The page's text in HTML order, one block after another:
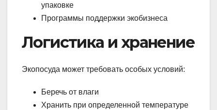
упаковке
Программы поддержки экобизнеса
Логистика и хранение
Экопосуда может требовать особых условий:
Беречь от влаги
Хранить при определенной температуре